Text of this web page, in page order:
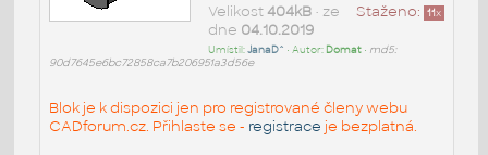
Staženo: 11x
Velikost 404kB• ze
dne 04.10.2019
Umístil:JanaD^ • Autor: Domat• md5:
90d7645e6bc72858ca7b206951a3d56e
Blok je k dispozici jen pro registrované členy webu
CADforum.cz. Přihlaste se - registrace je bezplatná.